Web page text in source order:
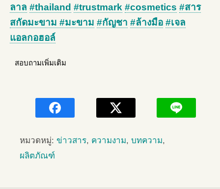
ลาล #thailand #trustmark #cosmetics #สาร
สกัดมะขาม #มะขาม #กัญชา #ล้างมือ #เจล
แอลกอฮอล์
สอบถามเพิ่มเติม
หมวดหมู่: ข่าวสาร, ความงาม, บทความ,
ผลิตภัณฑ์